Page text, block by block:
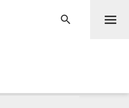
RECHERCHE